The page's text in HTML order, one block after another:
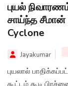
புயல்
சாய்ந்த சீமான்
Cyclone
Jayakumar
புயலால்